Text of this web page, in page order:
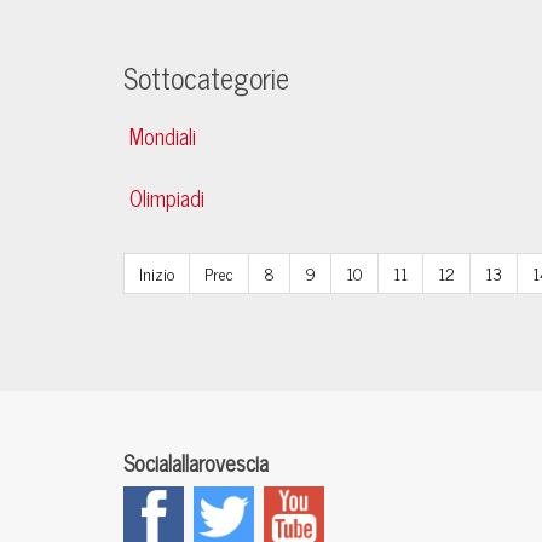
Sottocategorie
Mondiali
Olimpiadi
Inizio Prec 8 9 10 11 12 13
Socialallarovescia